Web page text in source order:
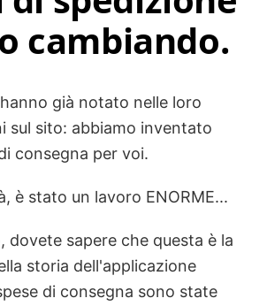
cambiando.
già notato nelle loro
sul sito: abbiamo inventato
consegna per voi.
è stato un lavoro ENORME...
dovete sapere che questa è la
storia dell'applicazione
di consegna sono state